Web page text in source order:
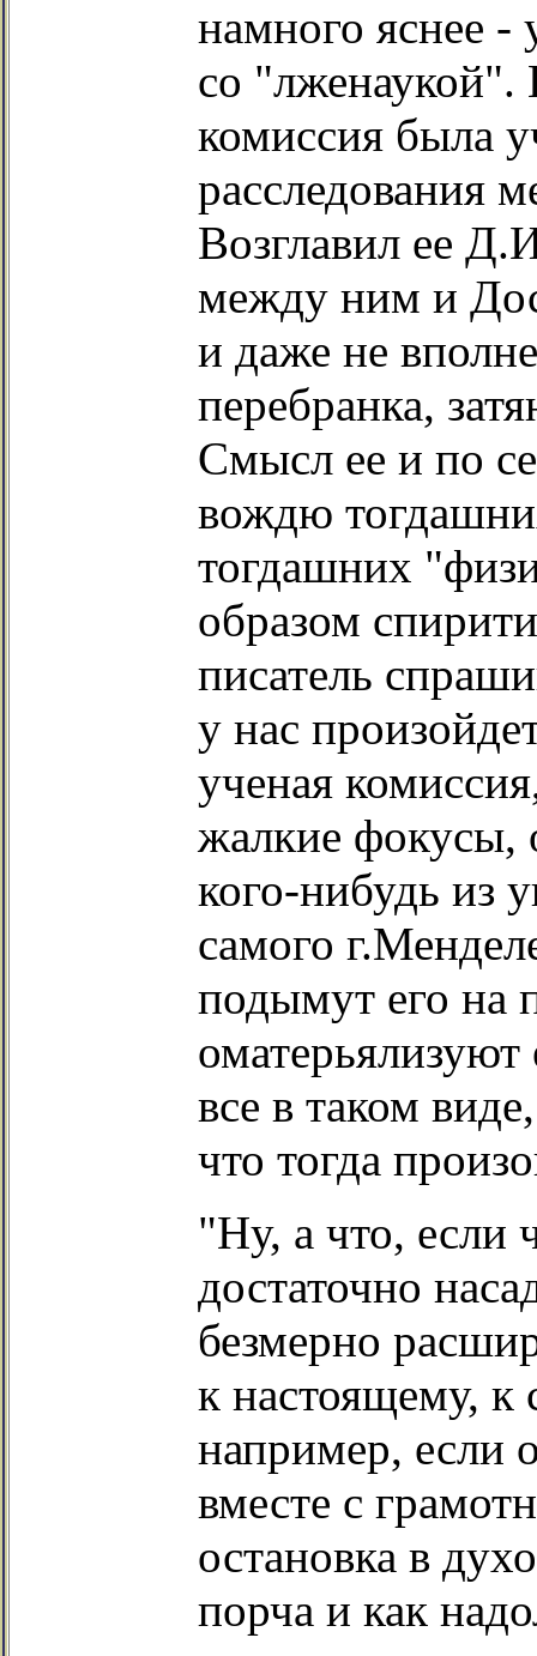
намного яснее
со "лженаукой".
комиссия была
расследования
Возглавил ее
между ним и
и даже не
перебранка,
Смысл ее и по
вождю
тогдашних
образом
писатель
у нас
ученая
жалкие фокусы,
кого-нибудь из
самого
подымут его на
все в таком
что тогда
"Ну, а что, если
достаточно
безмерно
к настоящему, к
например, если
вместе с
остановка в
порча и как